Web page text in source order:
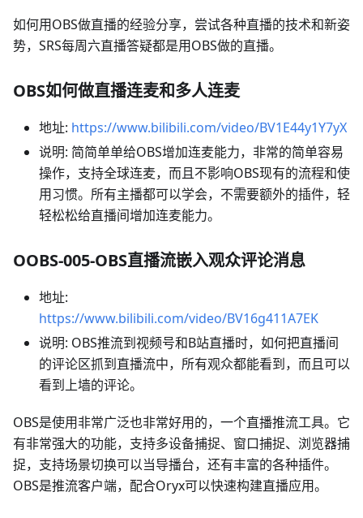
如何用OBS做直播的经验分享，尝试各种直播的技术和新姿
势，SRS每周六直播答疑都是用OBS做的直播。
OBS如何做直播连麦和多人连麦
地址: https://www.bilibili.com/video/BV1E44y1Y7yX
说明: 简简单单给OBS增加连麦能力，非常的简单容易
操作，支持全球连麦，而且不影响OBS现有的流程和使
用习惯。所有主播都可以学会，不需要额外的插件，轻
轻松松给直播间增加连麦能力。
OOBS-005-OBS直播流嵌入观众评论消息
地址:
https://www.bilibili.com/video/BV16g411A7EK
说明: OBS推流到视频号和B站直播时，如何把直播间
的评论区抓到直播流中，所有观众都能看到，而且可以
看到上墙的评论。
OBS是使用非常广泛也非常好用的，一个直播推流工具。它
有非常强大的功能，支持多设备捕捉、窗口捕捉、浏览器捕
捉，支持场景切换可以当导播台，还有丰富的各种插件。
OBS是推流客户端，配合Oryx可以快速构建直播应用。